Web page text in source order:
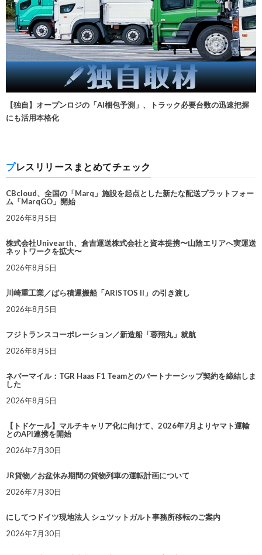
【独自】オープンロジの「AI梱包予測」、トラック必要台数の迅速把握
にも活用本格化
プレスリリースまとめてチェック
CBcloud、全国の「Marq」施設を起点とした新たな配送プラットフォー
ム「MarqGO」開始
2026年8月5日
株式会社Univearth、倉吉運送株式会社と資本提携〜山陰エリアへ実運送
ネットワークを拡大〜
2026年8月5日
川崎重工業／ばら積運搬船「ARISTOS II」の引き渡し
2026年8月5日
フジトランスコーポレーション／新造船「蓉翔丸」就航
2026年8月5日
ネバーマイル：TGR Haas F1 Teamとのパートナーシップ契約を締結しま
した
2026年8月5日
【トドケール】マルチキャリア化に向けて、2026年7月よりヤマト運輸
とのAPI連携を開始
2026年7月30日
JR貨物／お盆休み期間の貨物列車の運転計画について
2026年7月30日
にしてつドイツ現地法人 シュツットガルト事務所移転のご案内
2026年7月30日